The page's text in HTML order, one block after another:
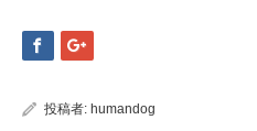
投稿者: humandog